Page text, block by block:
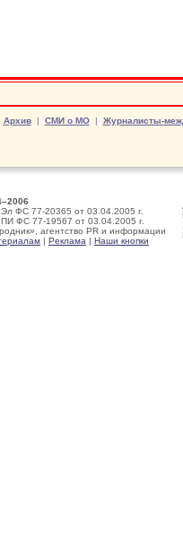
Архив| СМИ о МО| Журналисты-
ФС 77-20365 от 03.04.2005 г.
ПИ ФС 77-19567 от 03.04.2005 г.
агентство PR и информации
| Реклама | Наши кнопки